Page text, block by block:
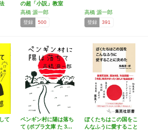
の超「小説」教室
高橋 源一郎
登録 500
高橋 源一郎
登録 391
て
ペンギン村に陽は落ち
て (ポプラ文庫 た 3…
ぼくたちはこの国をこ
んなふうに愛すること